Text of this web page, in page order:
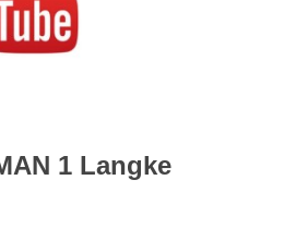
1 Langke